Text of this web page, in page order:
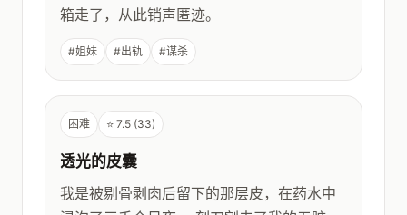
箱走了，从此销声匿迹。
#姐妹 #出轨 #谋杀
困难 ⭐ 7.5 (33)
透光的皮囊
我是被剔骨剥肉后留下的那层皮，在药水中